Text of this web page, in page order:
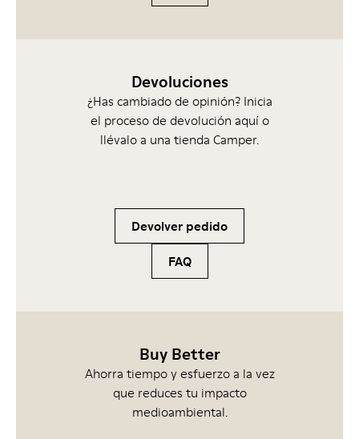
Devoluciones
¿Has cambiado de opinión? Inicia
el proceso de devolución aquí o
llévalo a una tienda Camper.
Devolver pedido
FAQ
Buy Better
Ahorra tiempo y esfuerzo a la vez
que reduces tu impacto
medioambiental.